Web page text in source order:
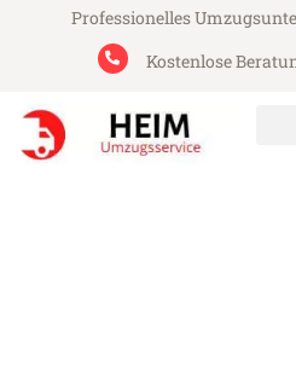
Professionelles
Kostenlose